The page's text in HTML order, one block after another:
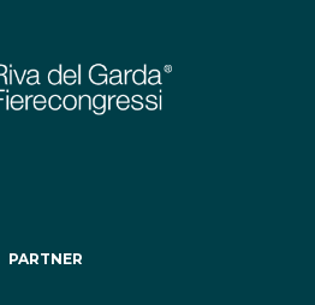
PARTNER